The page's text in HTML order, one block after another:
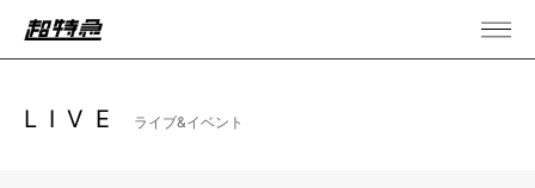
LIVE ライブ&イベント